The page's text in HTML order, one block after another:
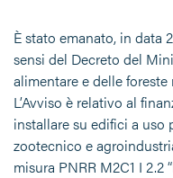
È stato emanato, in data
sensi del Decreto del
alimentare e delle foreste
L’Avviso è relativo al
installare su edifici a
zootecnico e
misura PNRR M2C1 I 2.2